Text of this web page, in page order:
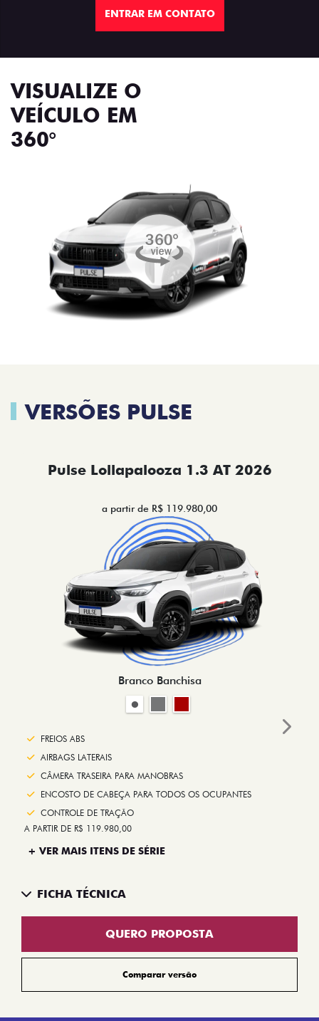
ENTRAR EM CONTATO
VISUALIZE O
VEÍCULO EM
360°
VERSÕES PULSE
Pulse Lollapalooza 1.3 AT 2026
a partir de R$ 119.980,00
Branco Banchisa
FREIOS ABS
AIRBAGS LATERAIS
CÂMERA TRASEIRA PARA MANOBRAS
ENCOSTO DE CABEÇA PARA TODOS OS OCUPANTES
CONTROLE DE TRAÇÃO
A PARTIR DE R$ 119.980,00
+ VER MAIS ITENS DE SÉRIE
FICHA TÉCNICA
QUERO PROPOSTA
Comparar versão
Next